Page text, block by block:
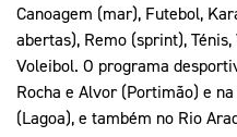
Canoagem (mar), Futebol,
abertas), Remo (sprint),
Voleibol. O programa
Rocha e Alvor (Portimão) e
(Lagoa), e também no Rio